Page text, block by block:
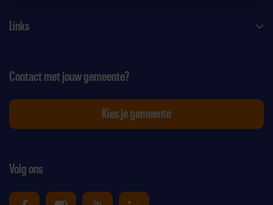
Links
Volg ons
Contact met jouw gemeente?
Kies je gemeente